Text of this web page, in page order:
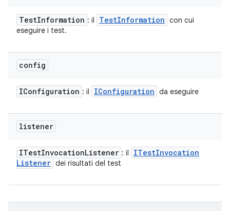
TestInformation : il TestInformation con cui
eseguire i test.
config
IConfiguration : il IConfiguration da eseguire
listener
ITestInvocationListener : il ITestInvocation
Listener dei risultati del test